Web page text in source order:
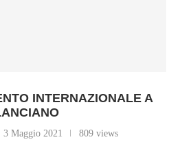
INTERNAZIONALE A
3 Maggio 2021 809 views